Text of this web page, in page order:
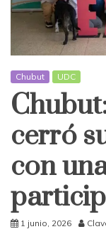
Chubut UDC
cerró
con
1 junio, 2026